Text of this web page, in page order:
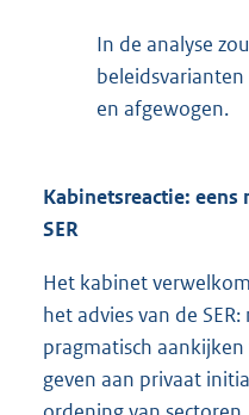
In de analyse
en afgewogen.
Kabinetsreactie: eens
SER
Het kabinet
het advies van de
pragmatisch
geven aan privaat